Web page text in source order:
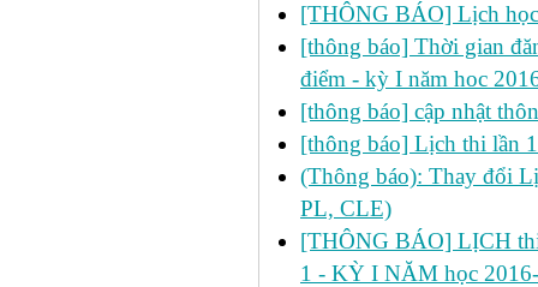
[THÔNG BÁO] Lịch
[thông báo] Thời gian
điểm - kỳ I năm hoc
[thông báo] cập nhật
[thông báo] Lịch thi lần
(Thông báo): Thay đổi
PL, CLE)
[THÔNG BÁO] LỊCH
1 - KỲ I NĂM học